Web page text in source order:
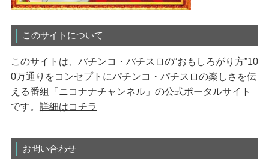
このサイトについて
このサイトは、パチンコ・パチスロの“おもしろがり方”10
0万通りをコンセプトにパチンコ・パチスロの楽しさを伝
える番組「ニコナナチャンネル」の公式ポータルサイト
です。 詳細はコチラ
お問い合わせ